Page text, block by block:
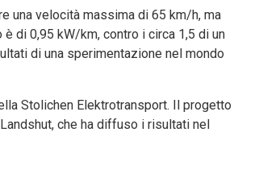
una velocità massima di 65 km/h, ma
di 0,95 kW/km, contro i circa 1,5 di un
di una sperimentazione nel mondo
Stolichen Elektrotransport. Il progetto
che ha diffuso i risultati nel